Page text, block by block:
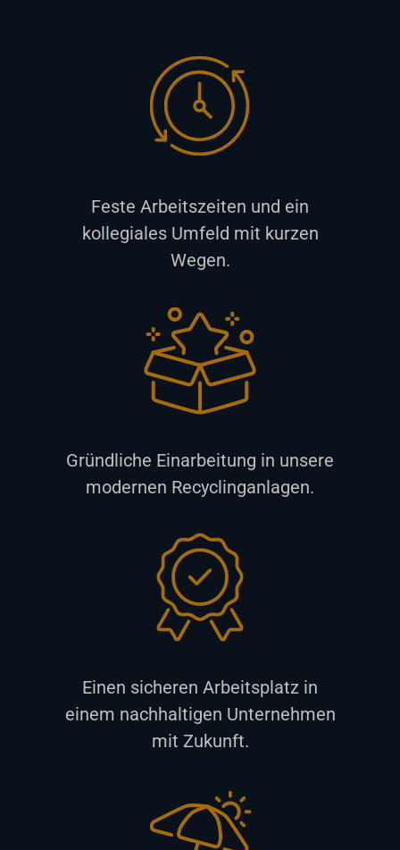
Feste Arbeitszeiten und ein
kollegiales Umfeld mit kurzen
Wegen.
Gründliche Einarbeitung in unsere
modernen Recyclinganlagen.
Einen sicheren Arbeitsplatz in
einem nachhaltigen Unternehmen
mit Zukunft.